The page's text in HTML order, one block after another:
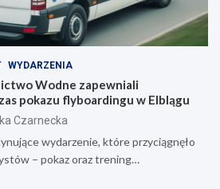
WYDARZENIA
Wodne zapewniali
pokazu flyboardingu w Elblągu
Czarnecka
wydarzenie, które przyciągnęło
– pokaz oraz trening…